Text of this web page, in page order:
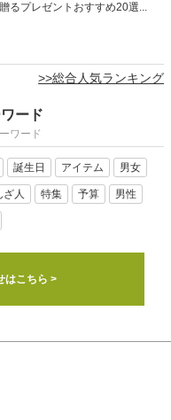
るプレゼントおすすめ20選...
>>総合人気ランキング
ード
ワード
誕生日 アイテム 男女
ざ人 特集 予算 男性
はこちら >